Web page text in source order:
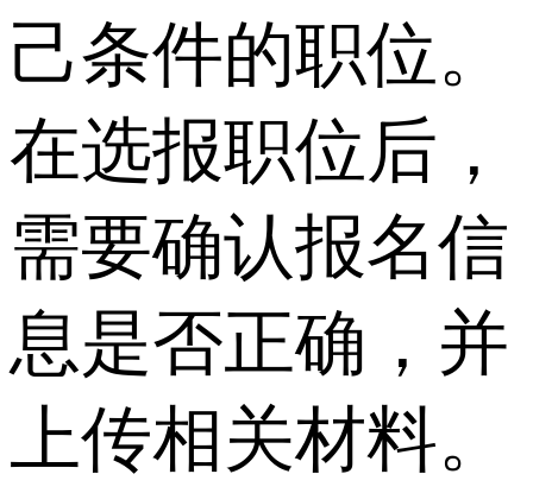
己条件的职位。
在选报职位后，
需要确认报名信
息是否正确，并
上传相关材料。